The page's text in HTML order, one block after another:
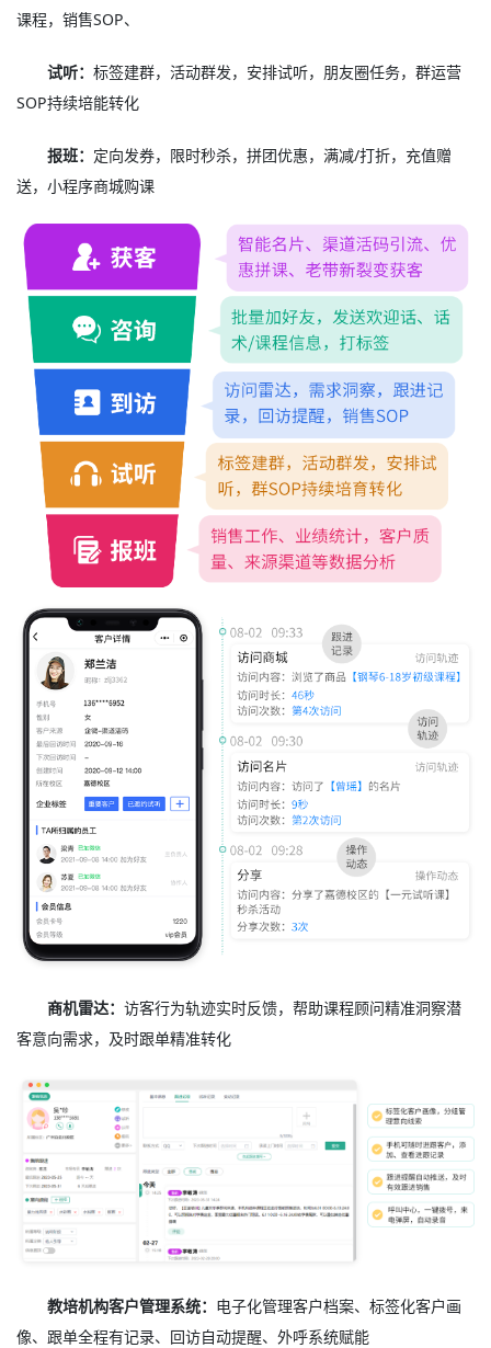
课程，销售SOP、
试听：标签建群，活动群发，安排试听，朋友圈任务，群运营
SOP持续培能转化
报班： 定向发券，限时秒杀，拼团优惠，满减/打折，充值赠
送，小程序商城购课
商机雷达：访客行为轨迹实时反馈，帮助课程顾问精准洞察潜
客意向需求，及时跟单精准转化
教培机构客户管理系统： 电子化管理客户档案、标签化客户画
像、跟单全程有记录、回访自动提醒、外呼系统赋能